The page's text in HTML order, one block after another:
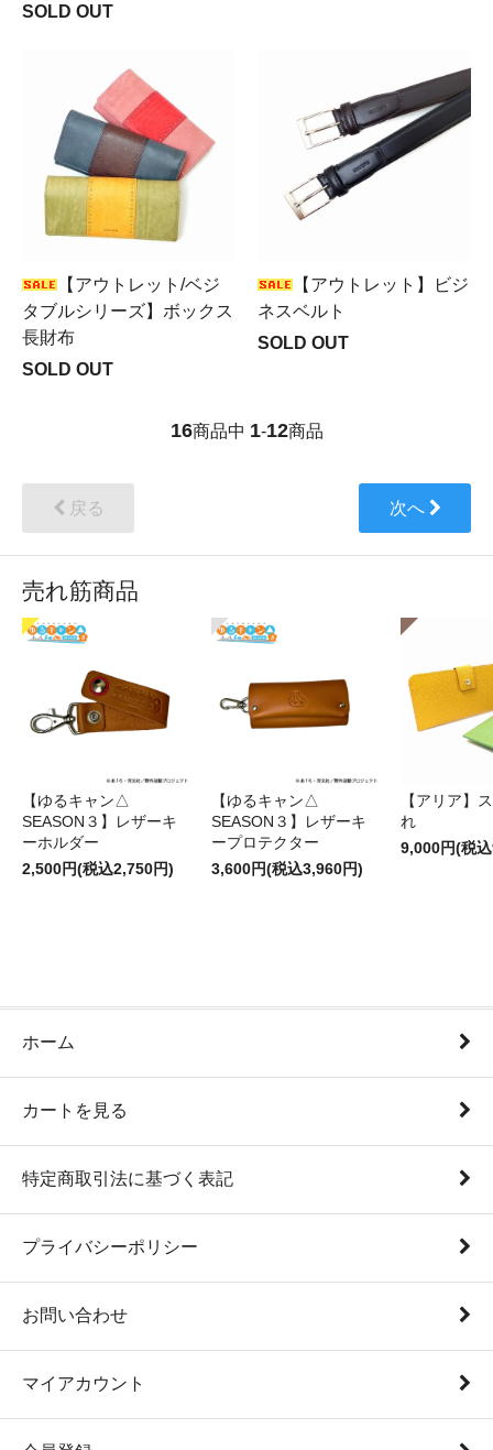
SOLD OUT
【アウトレット/ベジ
タブルシリーズ】ボックス
長財布
SOLD OUT
【アウトレット】ビジ
ネスベルト
SOLD OUT
16商品中 1-12商品
戻る 次へ
売れ筋商品
【ゆるキャン△
SEASON３】レザーキ
ーホルダー
2,500円(税込2,750円)
【ゆるキャン△
SEASON３】レザーキ
ープロテクター
3,600円(税込3,960円)
【アリア】
れ
9,000円(税
ホーム
カートを見る
特定商取引法に基づく表記
プライバシーポリシー
お問い合わせ
マイアカウント